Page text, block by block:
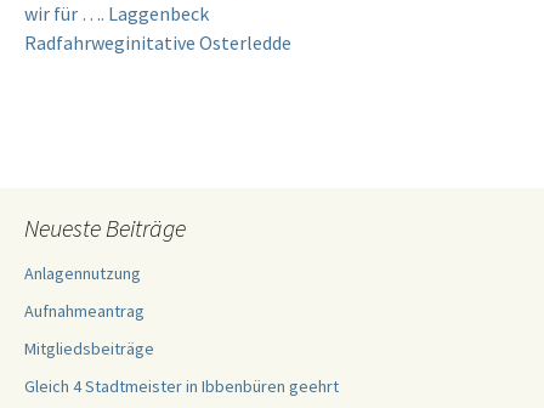
wir für …. Laggenbeck
Radfahrweginitative Osterledde
Neueste Beiträge
Anlagennutzung
Aufnahmeantrag
Mitgliedsbeiträge
Gleich 4 Stadtmeister in Ibbenbüren geehrt